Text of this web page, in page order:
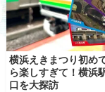
横浜えきまつり初め
ら楽しすぎて！横浜
口を大探訪